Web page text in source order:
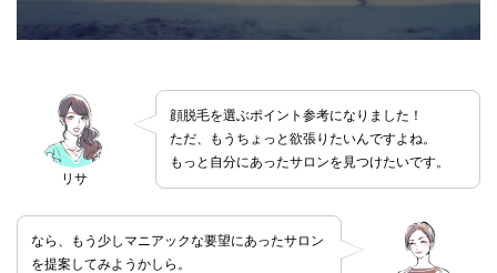
リサ
顔脱毛を選ぶポイント参考になりました！
ただ、もうちょっと欲張りたいんですよね。
もっと自分にあったサロンを見つけたいです。
なら、もう少しマニアックな要望にあったサロン
を提案してみようかしら。